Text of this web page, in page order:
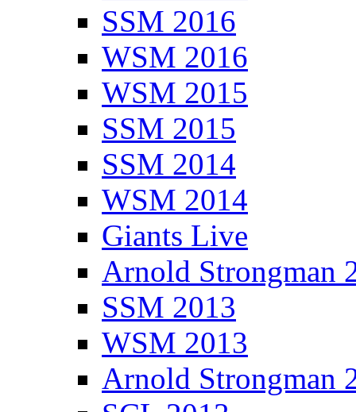
SSM 2016
WSM 2016
WSM 2015
SSM 2015
SSM 2014
WSM 2014
Giants Live
Arnold Strongman
SSM 2013
WSM 2013
Arnold Strongman